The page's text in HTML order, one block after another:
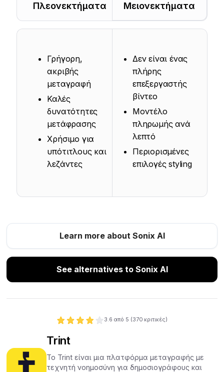
Πλεονεκτήματα Μειονεκτήματα
Γρήγορη,
ακριβής
μεταγραφή
Καλές
δυνατότητες
μετάφρασης
Χρήσιμο για
υπότιτλους και
λεζάντες
Δεν είναι ένας
πλήρης
επεξεργαστής
βίντεο
Μοντέλο
πληρωμής ανά
λεπτό
Περιορισμένες
επιλογές styling
Learn more about Sonix AI
See alternatives to Sonix AI
3.6 από 5 (370 κριτικές)
Trint
Το Trint είναι μια πλατφόρμα μεταγραφής με
τεχνητή νοημοσύνη για δημοσιογράφους και